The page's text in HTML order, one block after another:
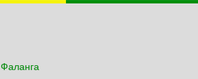
Фаланга